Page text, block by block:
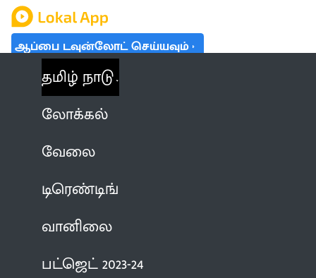
ஆப்பை டவுன்லோட் செய்யவும்
தமிழ் நாடு
லோக்கல்
வேலை
டிரெண்டிங்
வானிலை
பட்ஜெட் 2023-24